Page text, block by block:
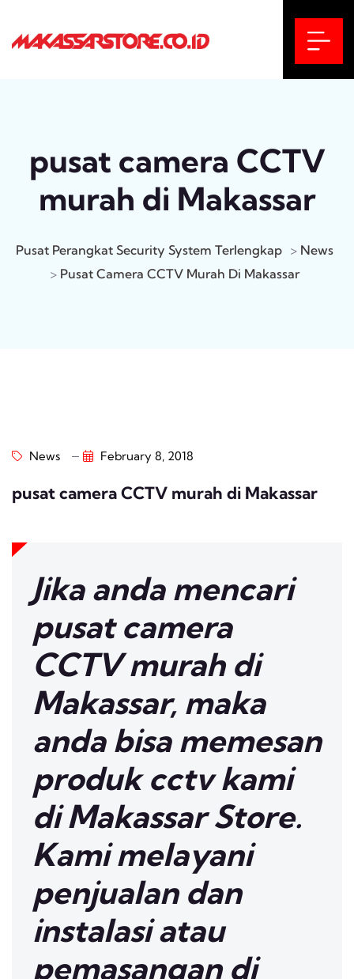
pusat camera CCTV
murah di Makassar
Pusat Perangkat Security System Terlengkap > News
> Pusat Camera CCTV Murah Di Makassar
News February 8, 2018
pusat camera CCTV murah di Makassar
Jika anda mencari
pusat camera
CCTV murah di
Makassar, maka
anda bisa memesan
produk cctv kami
di Makassar Store.
Kami melayani
penjualan dan
instalasi atau
pemasangan di